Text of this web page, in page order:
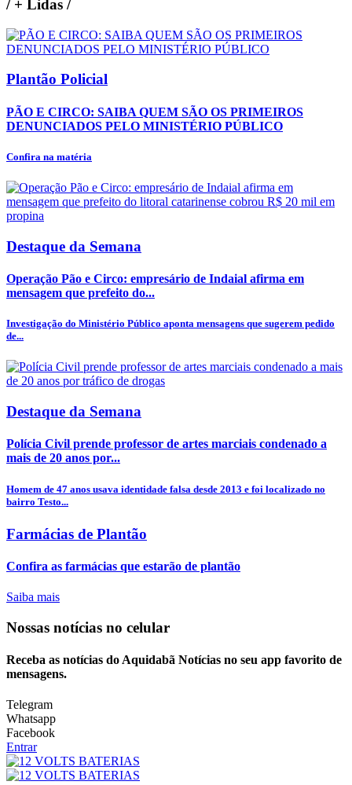
/ + Lidas /
Plantão Policial
PÃO E CIRCO: SAIBA QUEM SÃO OS PRIMEIROS
DENUNCIADOS PELO MINISTÉRIO PÚBLICO
Confira na matéria
Destaque da Semana
Operação Pão e Circo: empresário de Indaial afirma em
mensagem que prefeito do...
Investigação do Ministério Público aponta mensagens que sugerem pedido
de...
Destaque da Semana
Polícia Civil prende professor de artes marciais condenado a
mais de 20 anos por...
Homem de 47 anos usava identidade falsa desde 2013 e foi localizado no
bairro Testo...
Farmácias de Plantão
Confira as farmácias que estarão de plantão
Saiba mais
Nossas notícias no celular
Receba as notícias do Aquidabã Notícias no seu app favorito de
mensagens.
Telegram
Whatsapp
Facebook
Entrar